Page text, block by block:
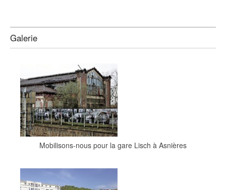
Galerie
Mobilisons-nous pour la gare Lisch à Asnières